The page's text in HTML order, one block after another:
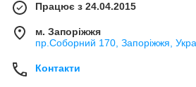
Працює з 24.04.2015
м. Запоріжжя
пр.Соборний 170, Запоріжжя,
Контакти